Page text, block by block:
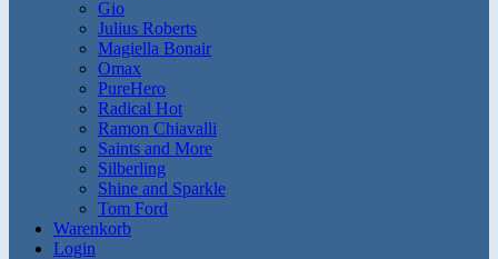
Gio
Julius Roberts
Magiella Bonair
Omax
PureHero
Radical Hot
Ramon Chiavalli
Saints and More
Silberling
Shine and Sparkle
Tom Ford
Warenkorb
Login